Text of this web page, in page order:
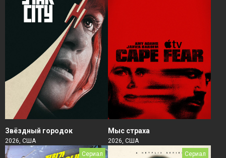
Звёздный городок
2026, США
Мыс страха
2026, США
Сериал
Сериал